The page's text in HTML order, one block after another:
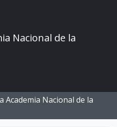
Nacional de la
Academia Nacional de la